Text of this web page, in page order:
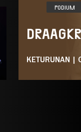
PODIUM
KETURUNAN |